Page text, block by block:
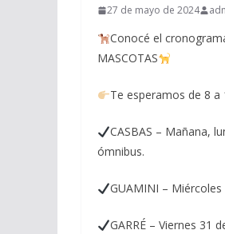
27 de mayo de 2024
Conocé el
MASCOTAS
Te esperamos de 8 a
CASBAS – Mañana,
ómnibus.
GUAMINI –
GARRÉ – Viernes 31